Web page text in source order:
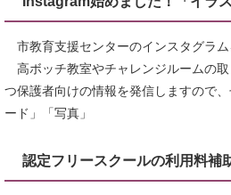
市教育支援センターのインスタグラム
高ボッチ教室やチャレンジルームの
つ保護者向けの情報を発信しますので
ード」「写真」
認定フリースクールの利用料補